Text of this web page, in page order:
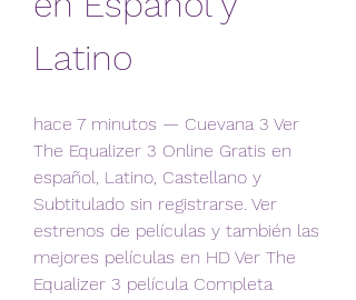
Latino
hace 7 minutos — Cuevana 3 Ver
The Equalizer 3 Online Gratis en
español, Latino, Castellano y
Subtitulado sin registrarse. Ver
estrenos de películas y también las
mejores películas en HD Ver The
Equalizer 3 película Completa